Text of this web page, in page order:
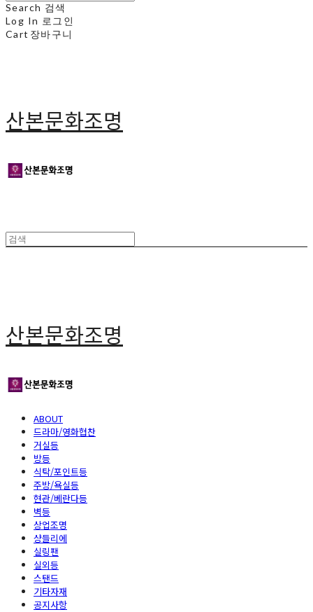
Search 검색
Log In 로그인
Cart 장바구니
산본문화조명
산본문화조명
ABOUT
드라마/영화협찬
거실등
방등
식탁/포인트등
주방/욕실등
현관/베란다등
벽등
상업조명
샹들리에
실링팬
실외등
스탠드
기타자재
공지사항